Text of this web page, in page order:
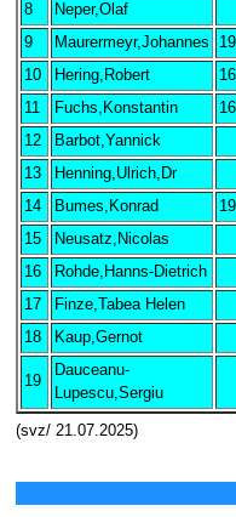
8 Neper,Olaf
9
Maurermeyr,Johannes
10
Hering,Robert
11
Fuchs,Konstantin
12
Barbot,Yannick
13
Henning,Ulrich,Dr
14
Bumes,Konrad
15
Neusatz,Nicolas
16
Rohde,Hanns-Dietrich
17
Finze,Tabea Helen
18
Kaup,Gernot
19
Dauceanu-
Lupescu,Sergiu
(svz/ 21.07.2025)